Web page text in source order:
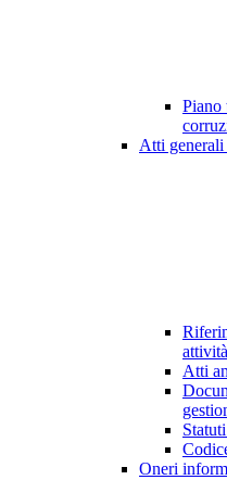
Piano
Atti generali
attività
Atti
Oneri